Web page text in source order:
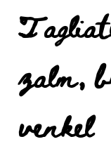
zalm,
venkel